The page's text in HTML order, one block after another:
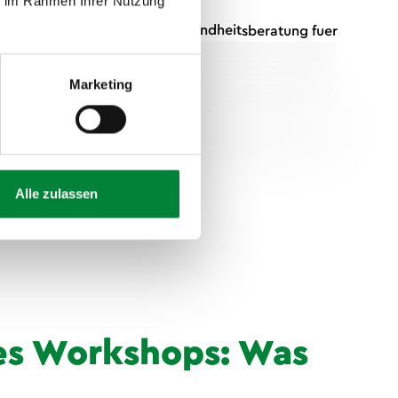
Marketing
Alle zulassen
Workshops: Was